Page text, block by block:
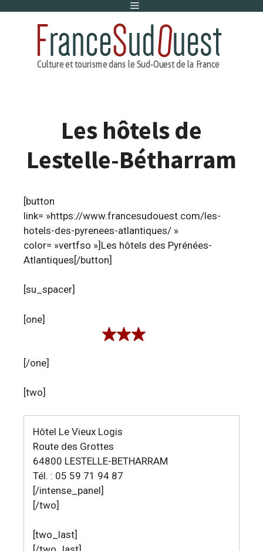
Menu
Les hôtels de
Lestelle-Bétharram
[button
link= »https://www.francesudouest.com/les-
hotels-des-pyrenees-atlantiques/ »
color= »vertfso »]Les hôtels des Pyrénées-
Atlantiques[/button]
[su_spacer]
[one]
[/one]
[two]
Hôtel Le Vieux Logis
Route des Grottes
64800 LESTELLE-BETHARRAM
Tél. : 05 59 71 94 87
[/intense_panel]
[/two]
[two_last]